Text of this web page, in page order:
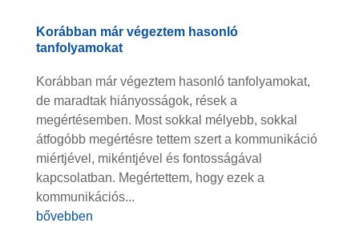
Korábban már végeztem hasonló
tanfolyamokat
Korábban már végeztem hasonló tanfolyamokat,
de maradtak hiányosságok, rések a
megértésemben. Most sokkal mélyebb, sokkal
átfogóbb megértésre tettem szert a kommunikáció
miértjével, mikéntjével és fontosságával
kapcsolatban. Megértettem, hogy ezek a
kommunikációs...
bővebben